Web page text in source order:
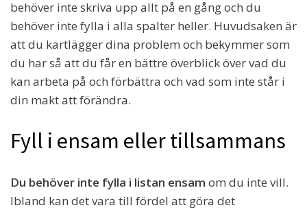
behöver inte skriva upp allt på en gång och du
behöver inte fylla i alla spalter heller. Huvudsaken är
att du kartlägger dina problem och bekymmer som
du har så att du får en bättre överblick över vad du
kan arbeta på och förbättra och vad som inte står i
din makt att förändra.
Fyll i ensam eller tillsammans
Du behöver inte fylla i listan ensam om du inte vill.
Ibland kan det vara till fördel att göra det